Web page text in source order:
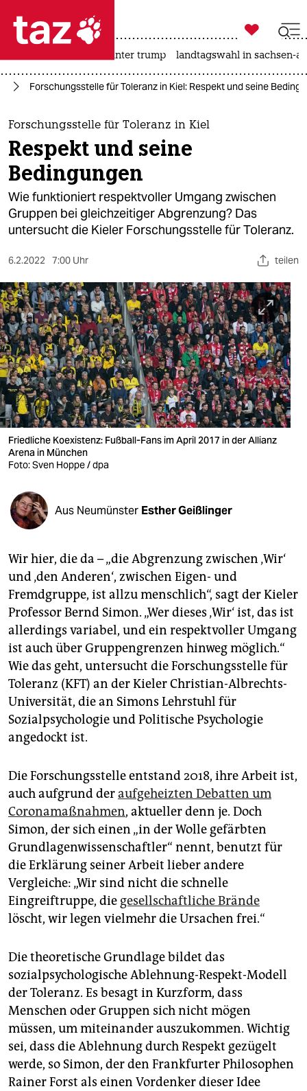
 taz zahl ich
taz zahl ich
themen
politik
öko
gesellschaft
sport
berlin
nord
wahrheit
verlag
verlag
veranstaltungen
fragen & hilfe
abo
genossenschaft
epaper login

taz zahl ich
usa unter trump landtagswahl in sachsen-
Forschungsstelle für Toleranz in Kiel: Respekt und seine
Forschungsstelle für Toleranz in Kiel
Respekt und seine
Bedingungen
Wie funktioniert respektvoller Umgang zwischen
Gruppen bei gleichzeitiger Abgrenzung? Das
untersucht die Kieler Forschungsstelle für Toleranz.
6.2.2022 7:00 Uhr teilen
Friedliche Koexistenz: Fußball-Fans im April 2017 in der Allianz
Arena in München
Foto: Sven Hoppe / dpa
Aus Neumünster Esther Geißlinger
Wir hier, die da – „die Abgrenzung zwischen ‚Wir‘
und ‚den Anderen‘, zwischen Eigen- und
Fremdgruppe, ist allzu menschlich“, sagt der Kieler
Professor Bernd Simon. „Wer dieses ‚Wir‘ ist, das ist
allerdings variabel, und ein respektvoller Umgang
ist auch über Gruppengrenzen hinweg möglich.“
Wie das geht, untersucht die Forschungsstelle für
Toleranz (KFT) an der Kieler Christian-Albrechts-
Universität, die an Simons Lehrstuhl für
Sozialpsychologie und Politische Psychologie
angedockt ist.
Die Forschungsstelle entstand 2018, ihre Arbeit ist,
auch aufgrund deraufgeheizten Debatten um
Coronamaßnahmen, aktueller denn je. Doch
Simon, der sich einen „in der Wolle gefärbten
Grundlagenwissenschaftler“ nennt, benutzt für
die Erklärung seiner Arbeit lieber andere
Vergleiche: „Wir sind nicht die schnelle
Eingreiftruppe, die gesellschaftliche Brände
löscht, wir legen vielmehr die Ursachen frei.“
Die theoretische Grundlage bildet das
sozialpsychologische Ablehnung-Respekt-Modell
der Toleranz. Es besagt in Kurzform, dass
Menschen oder Gruppen sich nicht mögen
müssen, um miteinander auszukommen. Wichtig
sei, dass die Ablehnung durch Respekt gezügelt
werde, so Simon, der den Frankfurter Philosophen
Rainer Forst als einen Vordenker dieser Idee